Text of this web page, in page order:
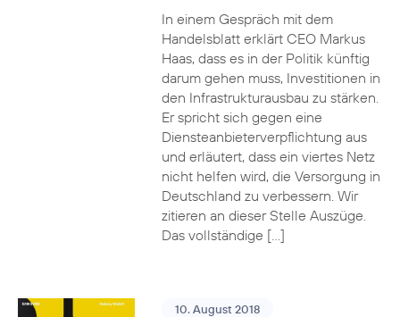
In einem Gespräch mit dem
Handelsblatt erklärt CEO Markus
Haas, dass es in der Politik künftig
darum gehen muss, Investitionen in
den Infrastrukturausbau zu stärken.
Er spricht sich gegen eine
Diensteanbieterverpflichtung aus
und erläutert, dass ein viertes Netz
nicht helfen wird, die Versorgung in
Deutschland zu verbessern. Wir
zitieren an dieser Stelle Auszüge.
Das vollständige […]
10. August 2018